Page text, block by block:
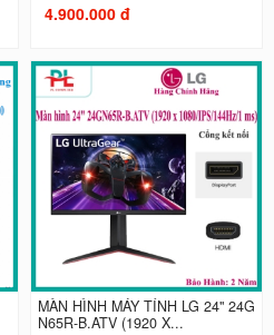
4.900.000 đ
MÀN HÌNH MÁY TÍNH LG 24" 24G
N65R-B.ATV (1920 X...